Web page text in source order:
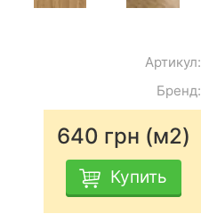
Артикул:
Бренд:
640 грн (м2)
Купить